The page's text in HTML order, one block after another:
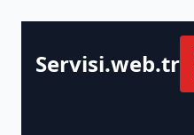
Servisi.web.tr